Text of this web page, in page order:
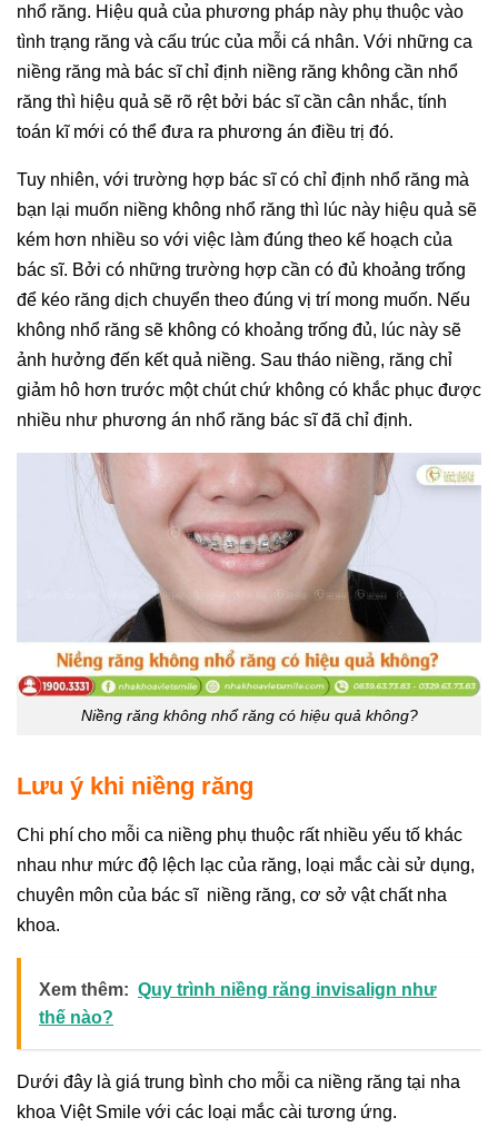
nhổ răng. Hiệu quả của phương pháp này phụ thuộc vào
tình trạng răng và cấu trúc của mỗi cá nhân. Với những ca
niềng răng mà bác sĩ chỉ định niềng răng không cần nhổ
răng thì hiệu quả sẽ rõ rệt bởi bác sĩ cần cân nhắc, tính
toán kĩ mới có thể đưa ra phương án điều trị đó.
Tuy nhiên, với trường hợp bác sĩ có chỉ định nhổ răng mà
bạn lại muốn niềng không nhổ răng thì lúc này hiệu quả sẽ
kém hơn nhiều so với việc làm đúng theo kế hoạch của
bác sĩ. Bởi có những trường hợp cần có đủ khoảng trống
để kéo răng dịch chuyển theo đúng vị trí mong muốn. Nếu
không nhổ răng sẽ không có khoảng trống đủ, lúc này sẽ
ảnh hưởng đến kết quả niềng. Sau tháo niềng, răng chỉ
giảm hô hơn trước một chút chứ không có khắc phục được
nhiều như phương án nhổ răng bác sĩ đã chỉ định.
Niềng răng không nhổ răng có hiệu quả không?
Lưu ý khi niềng răng
Chi phí cho mỗi ca niềng phụ thuộc rất nhiều yếu tố khác
nhau như mức độ lệch lạc của răng, loại mắc cài sử dụng,
chuyên môn của bác sĩ niềng răng, cơ sở vật chất nha
khoa.
Xem thêm: Quy trình niềng răng invisalign như
thế nào?
Dưới đây là giá trung bình cho mỗi ca niềng răng tại nha
khoa Việt Smile với các loại mắc cài tương ứng.